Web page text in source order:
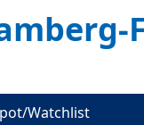
Watchlist